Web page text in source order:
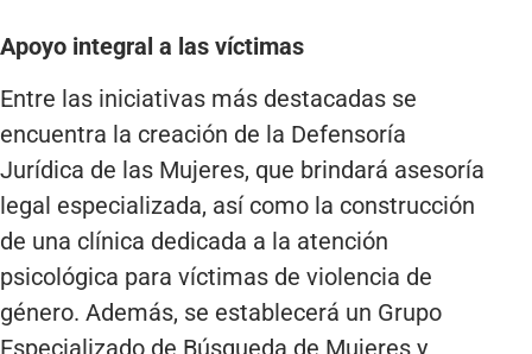
Apoyo integral a las víctimas
Entre las iniciativas más destacadas se
encuentra la creación de la Defensoría
Jurídica de las Mujeres, que brindará asesoría
legal especializada, así como la construcción
de una clínica dedicada a la atención
psicológica para víctimas de violencia de
género. Además, se establecerá un Grupo
Especializado de Búsqueda de Mujeres y